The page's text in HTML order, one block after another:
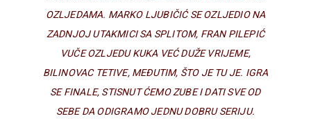
OZLJEDAMA. MARKO LJUBIČIĆ SE OZLJEDIO NA
ZADNJOJ UTAKMICI SA SPLITOM, FRAN PILEPIĆ
VUČE OZLJEDU KUKA VEĆ DUŽE VRIJEME,
BILINOVAC TETIVE, MEĐUTIM, ŠTO JE TU JE. IGRA
SE FINALE, STISNUT ĆEMO ZUBE I DATI SVE OD
SEBE DA ODIGRAMO JEDNU DOBRU SERIJU.